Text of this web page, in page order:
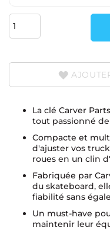
La clé Carver
tout passionné
Compacte et
d'ajuster vos
roues en un clin
Fabriquée par
du skateboard,
fiabilité sans
Un must-have
maintenir leur